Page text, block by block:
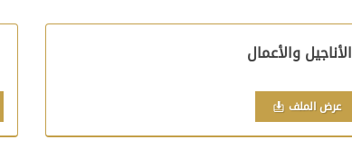
الأناجيل والأعمال
عرض الملف